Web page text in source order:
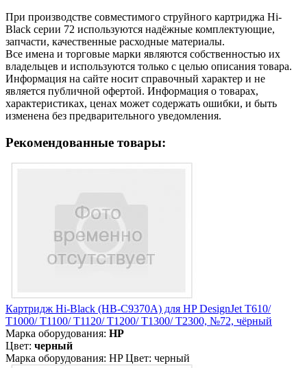
При производстве совместимого струйного картриджа Hi-
Black серии 72 используются надёжные комплектующие,
запчасти, качественные расходные материалы.
Все имена и торговые марки являются собственностью их
владельцев и используются только с целью описания товара.
Информация на сайте носит справочный характер и не
является публичной офертой. Информация о товарах,
характеристиках, ценах может содержать ошибки, и быть
изменена без предварительного уведомления.
Рекомендованные товары:
Картридж Hi-Black (HB-C9370A) для HP DesignJet T610/
T1000/ T1100/ T1120/ T1200/ T1300/ T2300, №72, чёрный
Марка оборудования: HP
Цвет: черный
Марка оборудования: HP Цвет: черный